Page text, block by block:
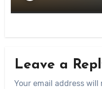
Leave a
Your email address will